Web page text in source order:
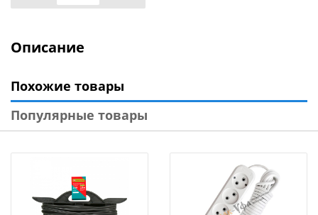
Описание
Похожие товары
Популярные товары